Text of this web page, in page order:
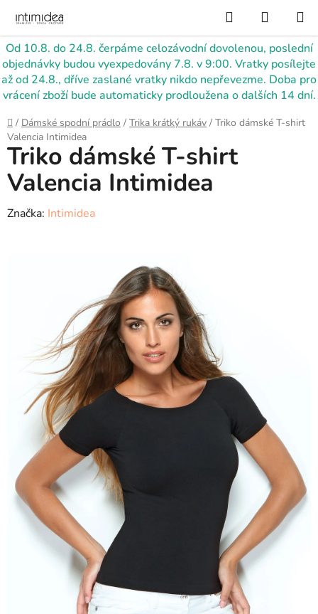
obsah
Od 10.8. do 24.8. čerpáme celozávodní dovolenou, poslední
objednávky budou vyexpedovány 7.8. v 9:00. Vratky posílejte
až od 24.8., dříve zaslané vratky nikdo nepřevezme. Doba pro
vrácení zboží bude automaticky prodloužena o dalších 14 dní.
Hledat
KOŠÍK
Domů
/ Dámské spodní prádlo / Trika krátký rukáv / Triko dámské T-shirt
Valencia Intimidea
Triko dámské T-shirt
Valencia Intimidea
Značka: Intimidea